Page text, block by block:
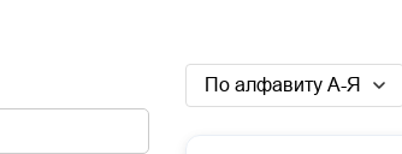
По алфавиту А-Я